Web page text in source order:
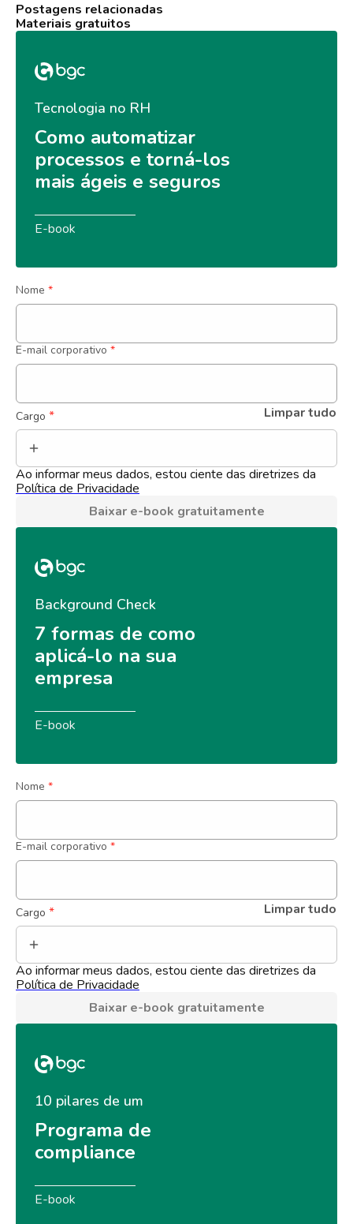
Postagens relacionadas
Materiais gratuitos
Tecnologia no RH
Como automatizar
processos e torná-los
mais ágeis e seguros
E-book
Nome *
E-mail corporativo *
Cargo * Limpar tudo
Ao informar meus dados, estou ciente das diretrizes da
Política de Privacidade
Baixar e-book gratuitamente
Background Check
7 formas de como
aplicá-lo na sua
empresa
E-book
Nome *
E-mail corporativo *
Cargo * Limpar tudo
Ao informar meus dados, estou ciente das diretrizes da
Política de Privacidade
Baixar e-book gratuitamente
10 pilares de um
Programa de
compliance
E-book